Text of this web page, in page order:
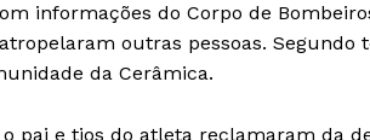
informações do Corpo de
outras pessoas.
da Cerâmica.
pai e tios do atleta reclamaram da